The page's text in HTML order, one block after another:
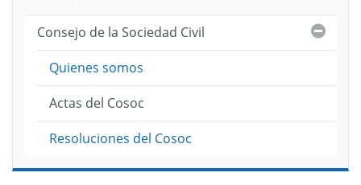
Consejo de la Sociedad Civil
Quienes somos
Actas del Cosoc
Resoluciones del Cosoc